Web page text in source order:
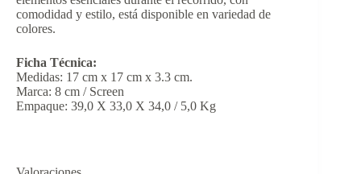
comodidad y estilo, está disponible en variedad de
colores.
Ficha Técnica:
Medidas: 17 cm x 17 cm x 3.3 cm.
Marca: 8 cm / Screen
Empaque: 39,0 X 33,0 X 34,0 / 5,0 Kg